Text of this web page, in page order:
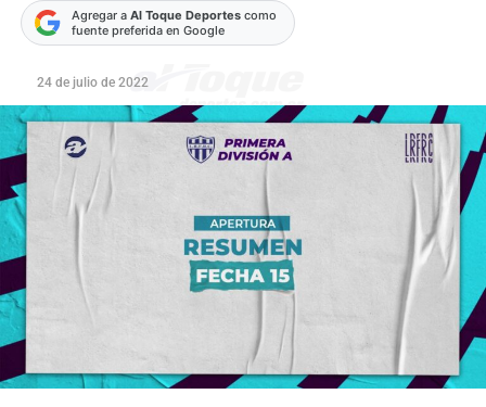
Agregar a Al Toque Deportescomo
fuente preferida en Google
24 de julio de 2022